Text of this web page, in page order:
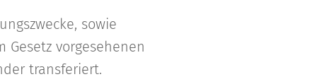
sowie
vorgesehenen
transferiert.